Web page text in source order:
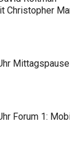
Christopher
Forum 1: